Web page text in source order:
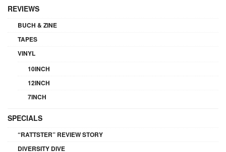
REVIEWS
BUCH & ZINE
TAPES
VINYL
10INCH
12INCH
7INCH
SPECIALS
“RATTSTER” REVIEW STORY
DIVERSITY DIVE